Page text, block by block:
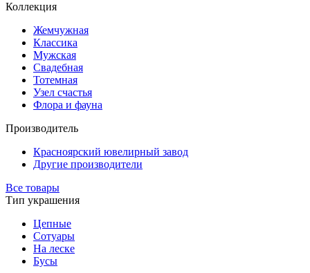
Коллекция
Жемчужная
Классика
Мужская
Свадебная
Тотемная
Узел счастья
Флора и фауна
Производитель
Красноярский ювелирный завод
Другие производители
Все товары
Тип украшения
Цепные
Сотуары
На леске
Бусы